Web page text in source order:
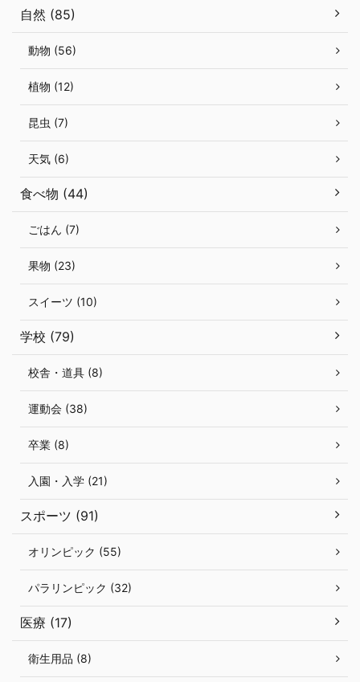
自然 (85)
動物 (56)
植物 (12)
昆虫 (7)
天気 (6)
食べ物 (44)
ごはん (7)
果物 (23)
スイーツ (10)
学校 (79)
校舎・道具 (8)
運動会 (38)
卒業 (8)
入園・入学 (21)
スポーツ (91)
オリンピック (55)
パラリンピック (32)
医療 (17)
衛生用品 (8)